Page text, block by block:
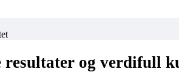
resultater og verdifull